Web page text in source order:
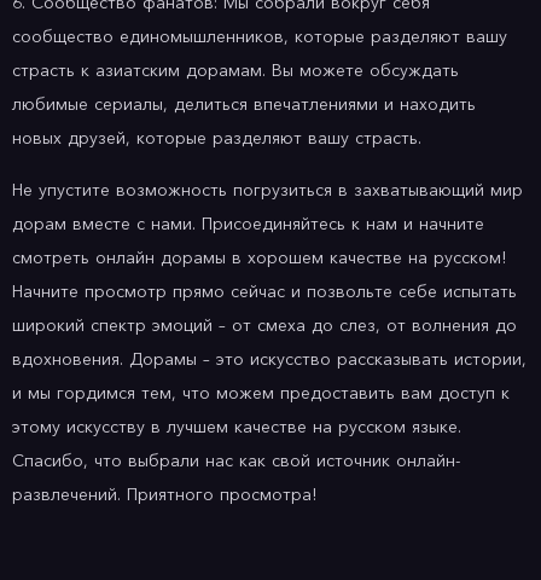
сообщество единомышленников, которые разделяют вашу
страсть к азиатским дорамам. Вы можете обсуждать
любимые сериалы, делиться впечатлениями и находить
новых друзей, которые разделяют вашу страсть.
Не упустите возможность погрузиться в захватывающий мир
дорам вместе с нами. Присоединяйтесь к нам и начните
смотреть онлайн дорамы в хорошем качестве на русском!
Начните просмотр прямо сейчас и позвольте себе испытать
широкий спектр эмоций – от смеха до слез, от волнения до
вдохновения. Дорамы – это искусство рассказывать истории,
и мы гордимся тем, что можем предоставить вам доступ к
этому искусству в лучшем качестве на русском языке.
Спасибо, что выбрали нас как свой источник онлайн-
развлечений. Приятного просмотра!